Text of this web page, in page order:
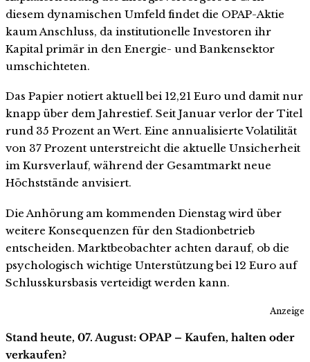
diesem dynamischen Umfeld findet die OPAP-Aktie
kaum Anschluss, da institutionelle Investoren ihr
Kapital primär in den Energie- und Bankensektor
umschichteten.
Das Papier notiert aktuell bei 12,21 Euro und damit nur
knapp über dem Jahrestief. Seit Januar verlor der Titel
rund 35 Prozent an Wert. Eine annualisierte Volatilität
von 37 Prozent unterstreicht die aktuelle Unsicherheit
im Kursverlauf, während der Gesamtmarkt neue
Höchststände anvisiert.
Die Anhörung am kommenden Dienstag wird über
weitere Konsequenzen für den Stadionbetrieb
entscheiden. Marktbeobachter achten darauf, ob die
psychologisch wichtige Unterstützung bei 12 Euro auf
Schlusskursbasis verteidigt werden kann.
Anzeige
Stand heute, 07. August: OPAP – Kaufen, halten oder
verkaufen?